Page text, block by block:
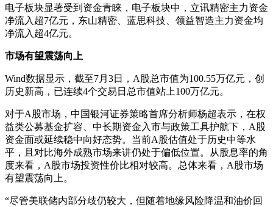
电子板块显著受到资金青睐，电子板块中，立讯精密主力资金
净流入超7亿元，东山精密、蓝思科技、领益智造主力资金均
净流入超4亿元。
市场有望震荡向上
Wind数据显示，截至7月3日，A股总市值为100.55万亿元，创
历史新高，已连续4个交易日总市值站上100万亿元。
对于A股市场，中国银河证券策略首席分析师杨超表示，在权
益类公募基金扩容、中长期资金入市与政策工具护航下，A股
资金面或延续稳中向好态势。当前A股估值处于历史中等水
平，且对比海外成熟市场来讲仍处于偏低位置。从股息率的角
度来看，A股市场投资性价比相对较高。总体来看，A股市场
有望震荡向上。
“尽管美联储内部分歧仍较大，但随着地缘风险降温和油价回